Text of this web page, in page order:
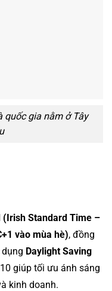
quốc gia nằm ở Tây
(Irish Standard Time –
vào mùa hè), đồng
Daylight Saving
giúp tối ưu ánh sáng
kinh doanh.